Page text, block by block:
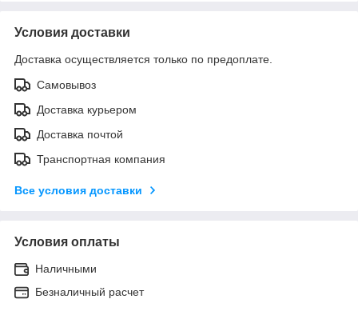
Условия доставки
Доставка осуществляется только по предоплате.
Самовывоз
Доставка курьером
Доставка почтой
Транспортная компания
Все условия доставки
Условия оплаты
Наличными
Безналичный расчет